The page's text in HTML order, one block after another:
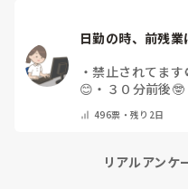
日勤の時、前残
・禁止されてます
😊 ・ ３０分前後🤓
496票・残り2日
リアルアンケ